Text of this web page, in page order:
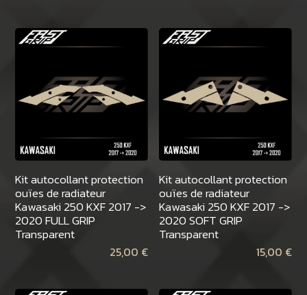
Kit autocollant protection
ouïes de radiateur
Kawasaki 250 KXF 2017 ->
2020 FULL GRIP
Transparent
25,00 €
Kit autocollant protection
ouïes de radiateur
Kawasaki 250 KXF 2017 ->
2020 SOFT GRIP
Transparent
15,00 €